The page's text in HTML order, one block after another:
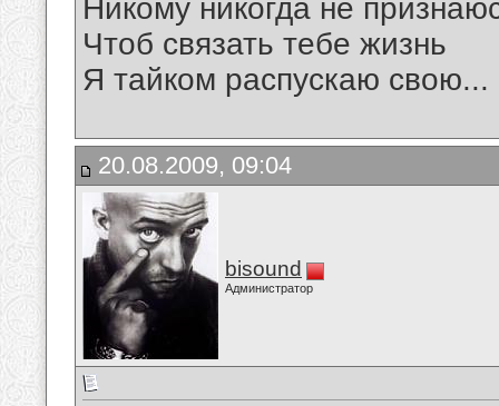
Никому никогда не
Чтоб связать тебе жизнь
Я тайком распускаю свою...
20.08.2009, 09:04
bisound
Администратор